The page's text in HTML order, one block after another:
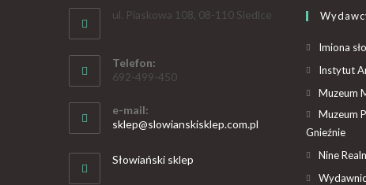
ul. Piaskowa 108, 08-110 Siedlce
Telefon:
692-499-450
e-mail:
sklep@slowianskisklep.com.pl
Słowiański sklep
Imiona
Instytut
Muzeum
Muzeum
Gnieźnie
Nine